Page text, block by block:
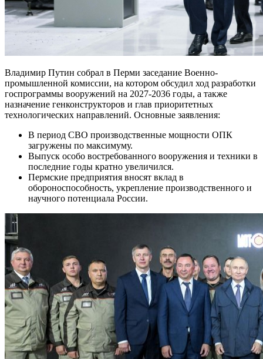
Владимир Путин собрал в Перми заседание Военно-
промышленной комиссии, на котором обсудил ход разработки
госпрограммы вооружений на 2027-2036 годы, а также
назначение генконструкторов и глав приоритетных
технологических направлений. Основные заявления:
В период СВО производственные мощности ОПК
загружены по максимуму.
Выпуск особо востребованного вооружения и техники в
последние годы кратно увеличился.
Пермские предприятия вносят вклад в
обороноспособность, укрепление производственного и
научного потенциала России.